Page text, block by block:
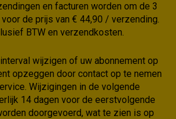
en facturen worden om de 3
de prijs van € 44,90 / verzending.
BTW en verzendkosten.
wijzigen of uw abonnement op
opzeggen door contact op te nemen
Wijzigingen in de volgende
14 dagen voor de eerstvolgende
doorgevoerd, wat te zien is op